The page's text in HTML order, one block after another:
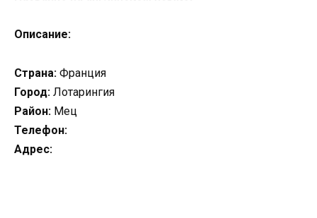
Описание:
Страна: Франция
Город: Лотарингия
Район: Мец
Телефон:
Адрес: